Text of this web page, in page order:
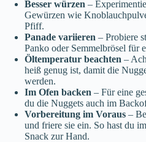
Besser würzen –
Gewürzen wie
Pfiff.
Panade variieren – Probiere
Panko oder Semmelbrösel für
Öltemperatur beachten –
heiß genug ist, damit die
werden.
Im Ofen backen – Für eine
du die Nuggets auch im
Vorbereitung im Voraus –
und friere sie ein. So hast du
Snack zur Hand.